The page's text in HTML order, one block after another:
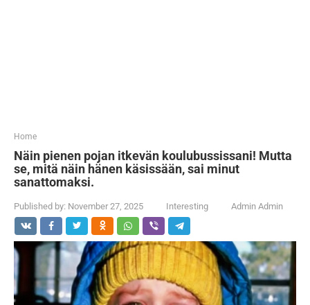
Home
Näin pienen pojan itkevän koulubussissani! Mutta
se, mitä näin hänen käsissään, sai minut
sanattomaksi.
Published by: November 27, 2025 Interesting Admin Admin